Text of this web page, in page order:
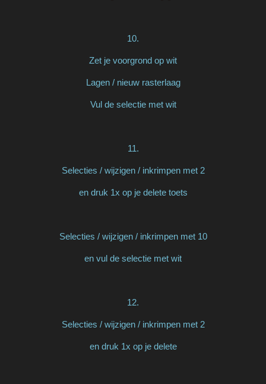
10.
Zet je voorgrond op wit
Lagen / nieuw rasterlaag
Vul de selectie met wit
11.
Selecties / wijzigen / inkrimpen met 2
en druk 1x op je delete toets
Selecties / wijzigen / inkrimpen met 10
en vul de selectie met wit
12.
Selecties / wijzigen / inkrimpen met 2
en druk 1x op je delete